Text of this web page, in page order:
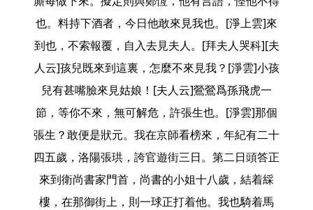
也。料持下酒者，今日他敢來見我也。[淨上雲]來
到也，不索報覆，自入去見夫人。[拜夫人哭科][夫
人云]孩兒既來到這裏，怎麼不來見我？[淨雲]小孩
兒有甚嘴臉來見姑娘！[夫人云]鶯鶯爲孫飛虎一
節，等你不來，無可解危，許張生也。[淨雲]那個
張生？敢便是狀元。我在京師看榜來，年紀有二十
四五歲，洛陽張珙，誇官遊街三日。第二日頭答正
來到衛尚書家門首，尚書的小姐十八歲，結着綵
樓，在那御街上，則一球正打着他。我也騎着馬